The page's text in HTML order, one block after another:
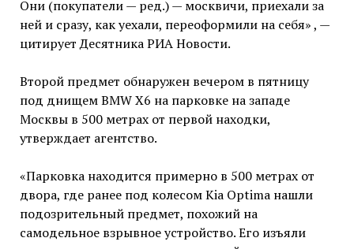
Они (покупатели — ред.) — москвичи, приехали за
ней и сразу, как уехали, переоформили на себя» , —
цитирует Десятника РИА Новости.
Второй предмет обнаружен вечером в пятницу
под днищем BMW X6 на парковке на западе
Москвы в 500 метрах от первой находки,
утверждает агентство.
«Парковка находится примерно в 500 метрах от
двора, где ранее под колесом Kia Optima нашли
подозрительный предмет, похожий на
самодельное взрывное устройство. Его изъяли